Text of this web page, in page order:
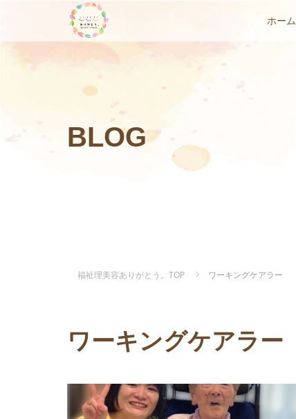
ホーム
BLOG
福祉理美容ありがとう。TOP ワーキングケアラー
ワーキングケアラー